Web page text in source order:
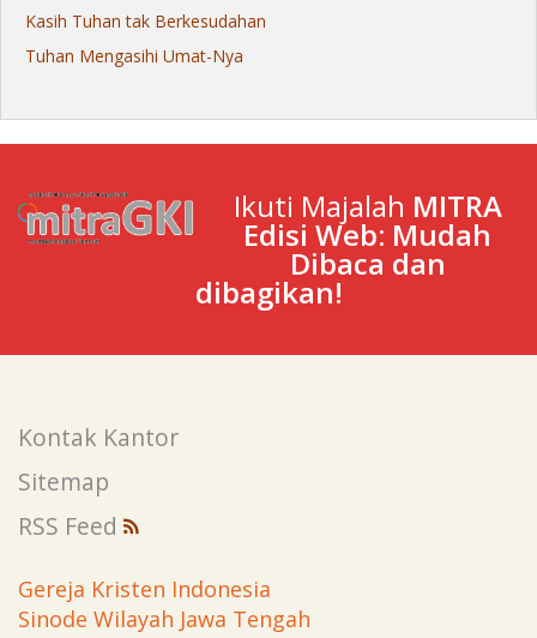
Kasih Tuhan tak Berkesudahan
Tuhan Mengasihi Umat-Nya
Ikuti Majalah MITRA
Edisi Web: Mudah
Dibaca dan
dibagikan!
Kontak Kantor
Sitemap
RSS Feed
Gereja Kristen Indonesia
Sinode Wilayah Jawa Tengah